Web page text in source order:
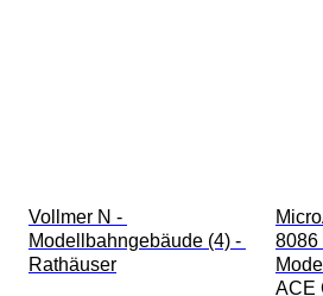
Vollmer N -
Modellbahngebäude (4) -
Rathäuser
8086
ACE